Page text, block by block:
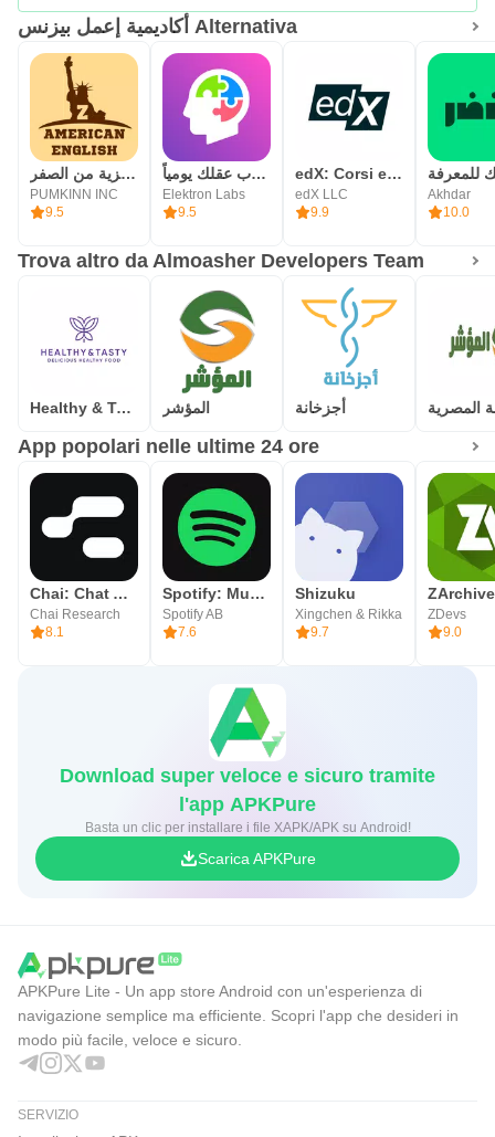
أكاديمية إعمل بيزنس Alternativa
تعلم اللغة الانجليزية من الصفر
PUMKINN INC
9.5
شعلة - درّب عقلك يومياً
Elektron Labs
9.5
edX: Corsi e lezioni online
edX LLC
9.9
Akhdar
10.0
Trova altro da Almoasher Developers Team
Healthy & Tasty –Food Delivery المؤشر أجزخانة
App popolari nelle ultime 24 ore
Chai: Chat AI Platform
Chai Research
8.1
Spotify: Music and Podcasts
Spotify AB
7.6
Shizuku
Xingchen & Rikka
9.7
ZDevs
9.0
Download super veloce e sicuro tramite
l'app APKPure
Basta un clic per installare i file XAPK/APK su Android!
Scarica APKPure
APKPure Lite - Un app store Android con un'esperienza di
navigazione semplice ma efficiente. Scopri l'app che desideri in
modo più facile, veloce e sicuro.
SERVIZIO